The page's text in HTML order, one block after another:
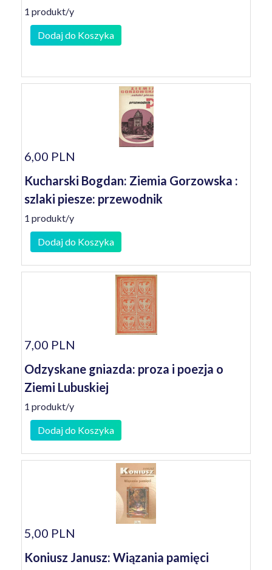
1 produkt/y
Dodaj do Koszyka
6,00 PLN
Kucharski Bogdan: Ziemia Gorzowska :
szlaki piesze: przewodnik
1 produkt/y
Dodaj do Koszyka
7,00 PLN
Odzyskane gniazda: proza i poezja o
Ziemi Lubuskiej
1 produkt/y
Dodaj do Koszyka
5,00 PLN
Koniusz Janusz: Wiązania pamięci